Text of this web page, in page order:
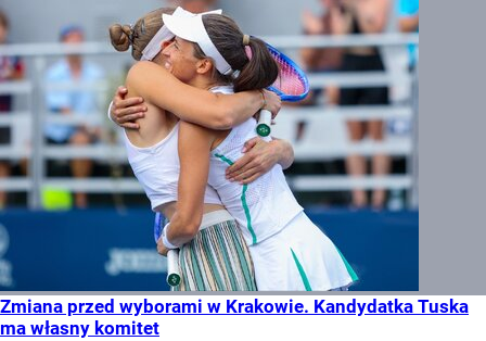
Zmiana przed wyborami w Krakowie. Kandydatka Tuska
ma własny komitet